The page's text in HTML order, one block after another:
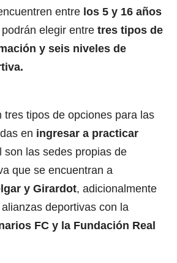
entre los 5 y 16 años
elegir entre tres tipos de
y seis niveles de
tres tipos de opciones para las
en ingresar a practicar
son las sedes propias de
que se encuentran a
y Girardot, adicionalmente
deportivas con la
FC y la Fundación Real